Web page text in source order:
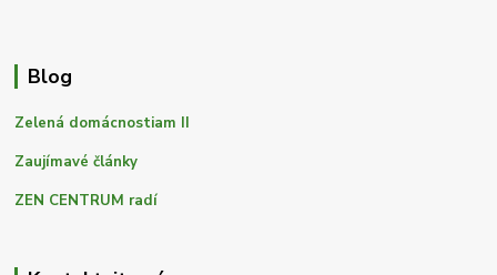
Blog
Zelená domácnostiam II
Zaujímavé články
ZEN CENTRUM radí